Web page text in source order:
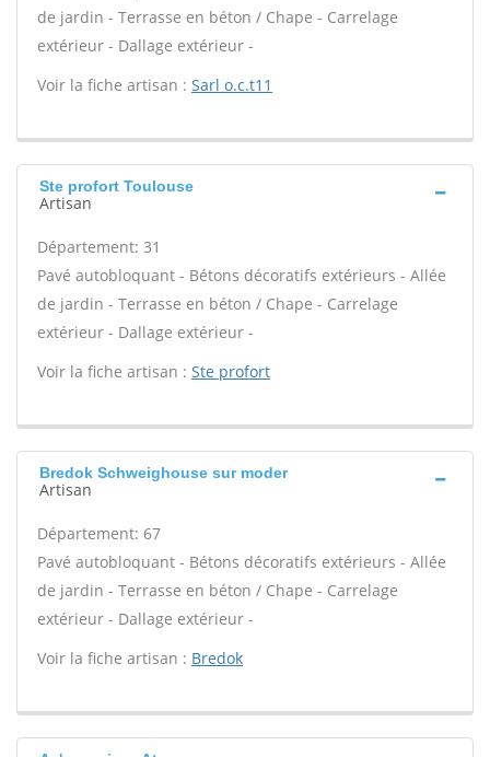
de jardin - Terrasse en béton / Chape - Carrelage
extérieur - Dallage extérieur -
Voir la fiche artisan : Sarl o.c.t11
Ste profort Toulouse
Artisan
Département: 31
Pavé autobloquant - Bétons décoratifs extérieurs - Allée
de jardin - Terrasse en béton / Chape - Carrelage
extérieur - Dallage extérieur -
Voir la fiche artisan : Ste profort
Bredok Schweighouse sur moder
Artisan
Département: 67
Pavé autobloquant - Bétons décoratifs extérieurs - Allée
de jardin - Terrasse en béton / Chape - Carrelage
extérieur - Dallage extérieur -
Voir la fiche artisan : Bredok